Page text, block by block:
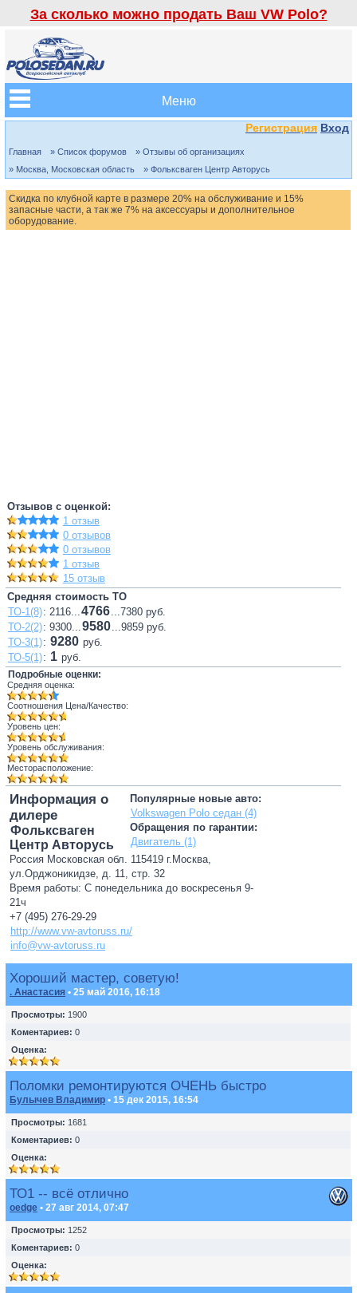
За сколько можно продать Ваш VW Polo?
Меню
Регистрация Вход
Главная » Список форумов
» Отзывы об организациях
» Москва, Московская область
» Фольксваген Центр Авторусь
Скидка по клубной карте в размере 20% на обслуживание и 15%
запасные части, а так же 7% на аксессуары и дополнительное
оборудование.
Отзывов с оценкой:
1 отзыв
0 отзывов
0 отзывов
1 отзыв
15 отзыв
Средняя стоимость ТО
ТО-1(8): 2116...4766...7380 руб.
ТО-2(2): 9300...9580...9859 руб.
ТО-3(1): 9280 руб.
ТО-5(1): 1 руб.
Подробные оценки:
Средняя оценка:
Соотношения Цена/Качество:
Уровень цен:
Уровень обслуживания:
Месторасположение:
Популярные новые авто:
Volkswagen Polo седан (4)
Обращения по гарантии:
Двигатель (1)
Информация о
дилере
Фольксваген
Центр Авторусь
Россия Московская обл. 115419 г.Москва,
ул.Орджоникидзе, д. 11, стр. 32
Время работы: С понедельника до воскресенья 9-
21ч
+7 (495) 276-29-29
http://www.vw-avtoruss.ru/
info@vw-avtoruss.ru
Хороший мастер, советую!
. Анастасия • 25 май 2016, 16:18
Просмотры: 1900
Коментариев: 0
Оценка:
Поломки ремонтируются ОЧЕНЬ быстро
Булычев Владимир • 15 дек 2015, 16:54
Просмотры: 1681
Коментариев: 0
Оценка:
ТО1 -- всё отлично
oedge • 27 авг 2014, 07:47
Просмотры: 1252
Коментариев: 0
Оценка: